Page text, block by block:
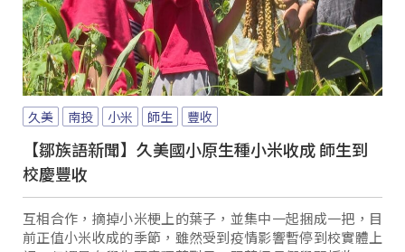
久美 南投 小米 師生 豐收
【鄒族語新聞】久美國小原生種小米收成 師生到
校慶豐收
互相合作，摘掉小米梗上的葉子，並集中一起捆成一把，目
前正值小米收成的季節，雖然受到疫情影響暫停到校實體上